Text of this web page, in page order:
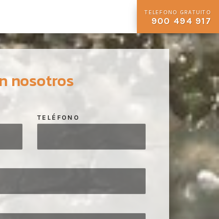
TELEFONO GRATUITO
900 494 917
nosotros
TELÉFONO